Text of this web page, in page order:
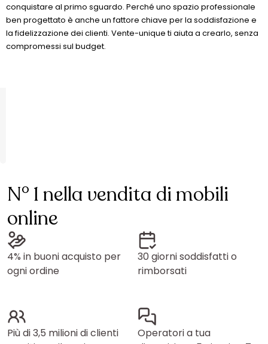
conquistare al primo sguardo. Perché uno spazio professionale
ben progettato è anche un fattore chiave per la soddisfazione e
la fidelizzazione dei clienti. Vente-unique ti aiuta a crearlo, senza
compromessi sul budget.
N° 1 nella vendita di mobili
online
4% in buoni acquisto per
ogni ordine
30 giorni soddisfatti o
rimborsati
Più di 3,5 milioni di clienti
Operatori a tua